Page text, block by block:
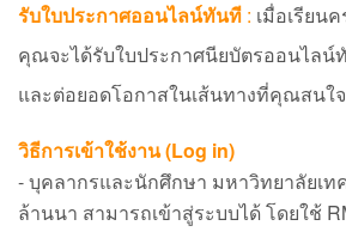
รับใบประกาศออนไลน์ทันที : เมื่อเรียน
คุณจะได้รับใบประกาศนียบัตรออนไลน์
และต่อยอดโอกาสในเส้นทางที่คุณสนใจ
วิธีการเข้าใช้งาน (Log in)
- บุคลากรและนักศึกษา มหาวิทยาลัยเท
ล้านนา สามารถเข้าสู่ระบบได้ โดยใช้